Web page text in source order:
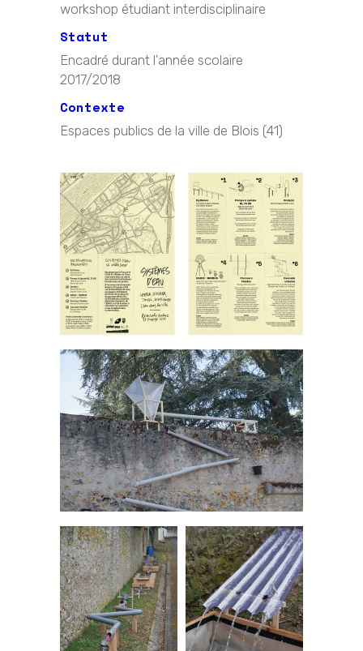
workshop étudiant interdisciplinaire
Statut
Encadré durant l'année scolaire
2017/2018
Contexte
Espaces publics de la ville de Blois (41)